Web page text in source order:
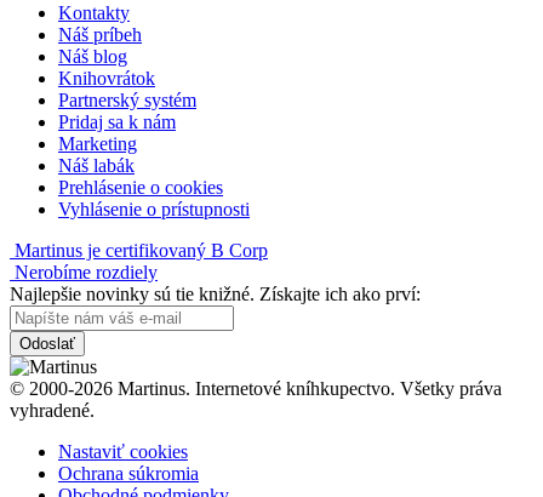
Kontakty
Náš príbeh
Náš blog
Knihovrátok
Partnerský systém
Pridaj sa k nám
Marketing
Náš labák
Prehlásenie o cookies
Vyhlásenie o prístupnosti
Martinus je certifikovaný B Corp
Nerobíme rozdiely
Najlepšie novinky sú tie knižné. Získajte ich ako prví:
Odoslať
© 2000-2026 Martinus. Internetové kníhkupectvo. Všetky práva
vyhradené.
Nastaviť cookies
Ochrana súkromia